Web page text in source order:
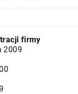
firmy
2009